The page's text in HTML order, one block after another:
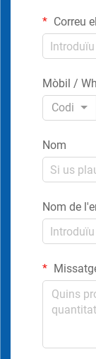
Correu
Mòbil /
Codi
Nom
Nom de